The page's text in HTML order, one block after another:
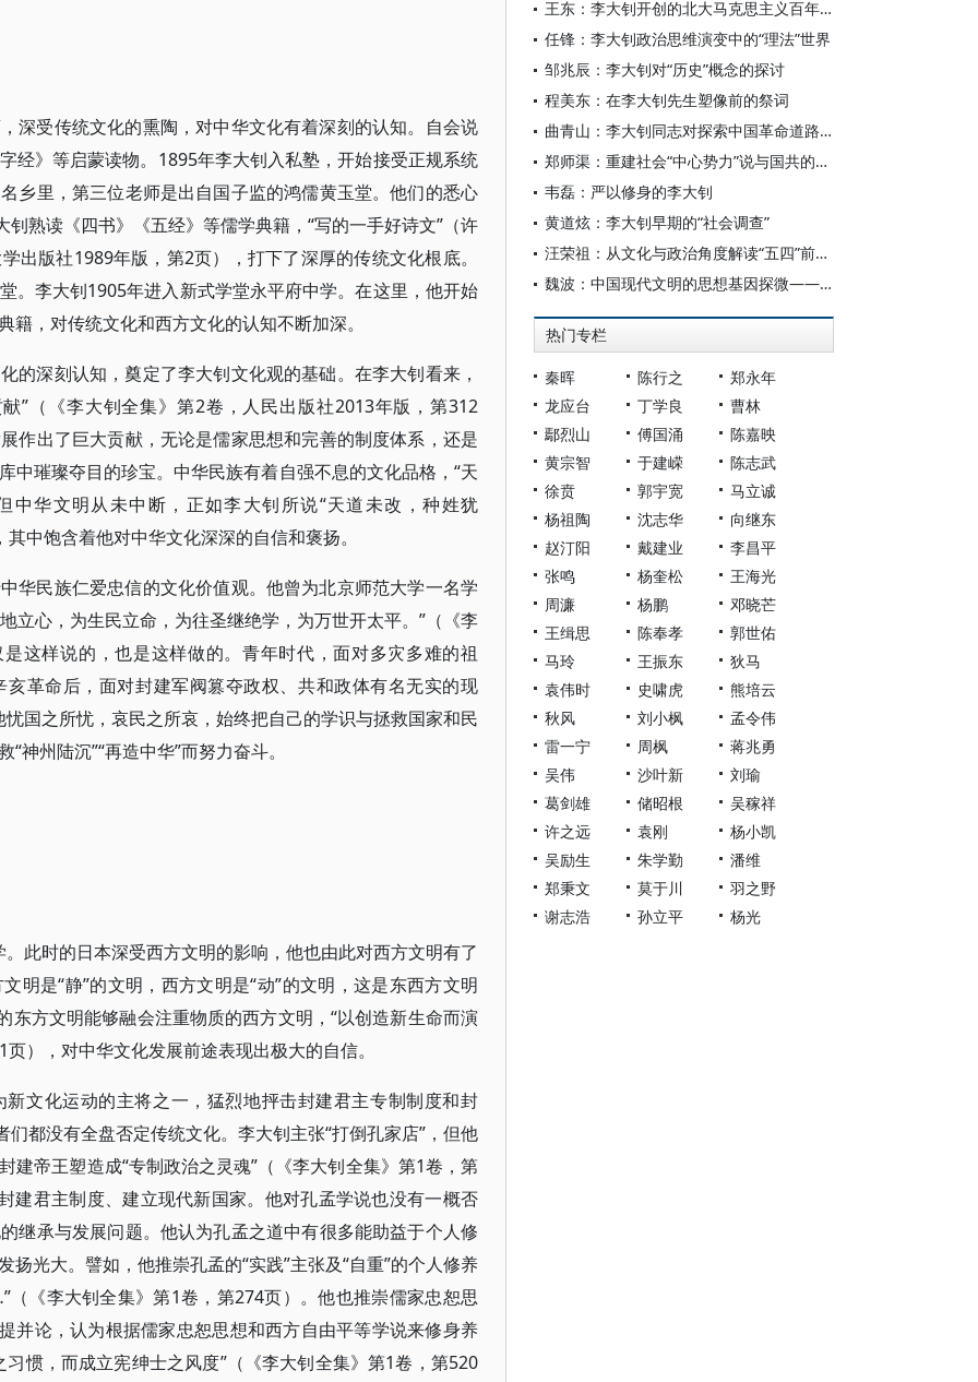
深受传统文化的熏陶，对中华文化有着深刻的认知。自会说
经》等启蒙读物。1895年李大钊入私塾，开始接受正规系统
乡里，第三位老师是出自国子监的鸿儒黄玉堂。他们的悉心
钊熟读《四书》《五经》等儒学典籍，“写的一手好诗文”（许
出版社1989年版，第2页），打下了深厚的传统文化根底。
。李大钊1905年进入新式学堂永平府中学。在这里，他开始
，对传统文化和西方文化的认知不断加深。
的深刻认知，奠定了李大钊文化观的基础。在李大钊看来，
”（《李大钊全集》第2卷，人民出版社2013年版，第312
作出了巨大贡献，无论是儒家思想和完善的制度体系，还是
中璀璨夺目的珍宝。中华民族有着自强不息的文化品格，“天
中华文明从未中断，正如李大钊所说“天道未改，种姓犹
中饱含着他对中华文化深深的自信和褒扬。
华民族仁爱忠信的文化价值观。他曾为北京师范大学一名学
立心，为生民立命，为往圣继绝学，为万世开太平。”（《李
这样说的，也是这样做的。青年时代，面对多灾多难的祖
革命后，面对封建军阀篡夺政权、共和政体有名无实的现
忧国之所忧，哀民之所哀，始终把自己的学识与拯救国家和民
神州陆沉”“再造中华”而努力奋斗。
此时的日本深受西方文明的影响，他也由此对西方文明有了
明是“静”的文明，西方文明是“动”的文明，这是东西方文明
东方文明能够融会注重物质的西方文明，“以创造新生命而演
），对中华文化发展前途表现出极大的自信。
文化运动的主将之一，猛烈地抨击封建君主专制制度和封
们都没有全盘否定传统文化。李大钊主张“打倒孔家店”，但他
建帝王塑造成“专制政治之灵魂”（《李大钊全集》第1卷，第
建君主制度、建立现代新国家。他对孔孟学说也没有一概否
继承与发展问题。他认为孔孟之道中有很多能助益于个人修
光大。譬如，他推崇孔孟的“实践”主张及“自重”的个人修养
《李大钊全集》第1卷，第274页）。他也推崇儒家忠恕思
并论，认为根据儒家忠恕思想和西方自由平等学说来修身养
惯，而成立宪绅士之风度”（《李大钊全集》第1卷，第520
王东：李大钊开创的北大马克思主义百年传统新论
任锋：李大钊政治思维演变中的“理法”世界
邹兆辰：李大钊对“历史”概念的探讨
程美东：在李大钊先生塑像前的祭词
曲青山：李大钊同志对探索中国革命道路的思想贡献
郑师渠：重建社会“中心势力”说与国共的两度合作
韦磊：严以修身的李大钊
黄道炫：李大钊早期的“社会调查”
汪荣祖：从文化与政治角度解读“五四”前后的李大钊
魏波：中国现代文明的思想基因探微——以李大钊为例
热门专栏
秦晖 陈行之
郑永年
龙应台
丁学良
曹林
鄢烈山
傅国涌
陈嘉映
黄宗智
于建嵘
陈志武
徐贲
郭宇宽
马立诚
杨祖陶
沈志华
向继东
赵汀阳
戴建业
李昌平
张鸣
杨奎松
王海光
周濂
杨鹏
邓晓芒
王缉思
陈奉孝
郭世佑
马玲
王振东
狄马
袁伟时
史啸虎
熊培云
秋风
刘小枫
孟令伟
雷一宁
周枫
蒋兆勇
吴伟
沙叶新
刘瑜
葛剑雄
储昭根
吴稼祥
许之远
袁刚
杨小凯
吴励生
朱学勤
潘维
郑秉文
莫于川
羽之野
谢志浩
孙立平 杨光